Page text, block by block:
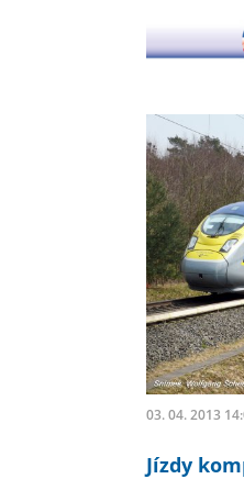
03. 04. 2013
Jízdy